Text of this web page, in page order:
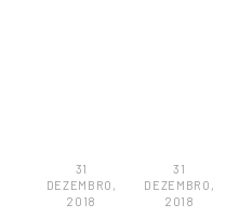
31
DEZEMBRO,
2018
31
DEZEMBRO,
2018